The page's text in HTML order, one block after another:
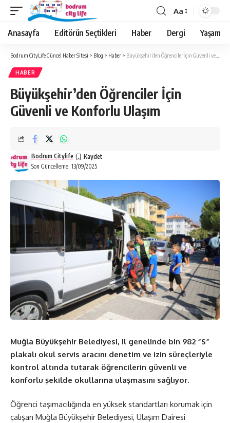
Aa
Anasayfa Editörün Seçtikleri Haber Dergi Yaşam
Bodrum CityLife Güncel Haber Sitesi > Blog > Haber > Büyükşehir’den Öğrenciler İçin Güvenli ve Konforlu Ulaşım
HABER
Büyükşehir’den Öğrenciler İçin
Güvenli ve Konforlu Ulaşım
Son Güncelleme: 13/09/2025
Bodrum Citylife
Muğla Büyükşehir Belediyesi, il genelinde bin 982 “S”
plakalı okul servis aracını denetim ve izin süreçleriyle
kontrol altında tutarak öğrencilerin güvenli ve
konforlu şekilde okullarına ulaşmasını sağlıyor.
Öğrenci taşımacılığında en yüksek standartları korumak için
çalışan Muğla Büyükşehir Belediyesi, Ulaşım Dairesi